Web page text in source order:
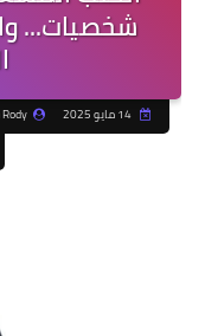
شخصيات...
14 مايو 2025